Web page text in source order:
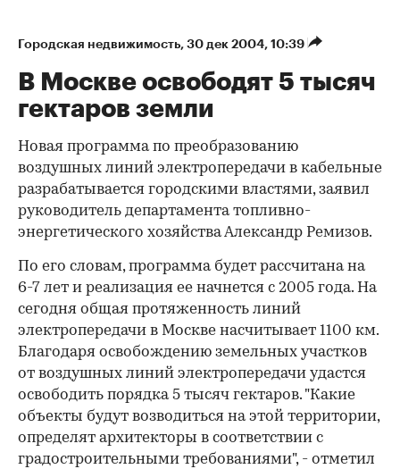
Городская недвижимость⁠, 30 дек 2004, 10:39
В Москве освободят 5 тысяч
гектаров земли
Новая программа по преобразованию
воздушных линий электропередачи в кабельные
разрабатывается городскими властями, заявил
руководитель департамента топливно-
энергетического хозяйства Александр Ремизов.
По его словам, программа будет рассчитана на
6-7 лет и реализация ее начнется с 2005 года. На
сегодня общая протяженность линий
электропередачи в Москве насчитывает 1100 км.
Благодаря освобождению земельных участков
от воздушных линий электропередачи удастся
освободить порядка 5 тысяч гектаров. "Какие
объекты будут возводиться на этой территории,
определят архитекторы в соответствии с
градостроительными требованиями", - отметил